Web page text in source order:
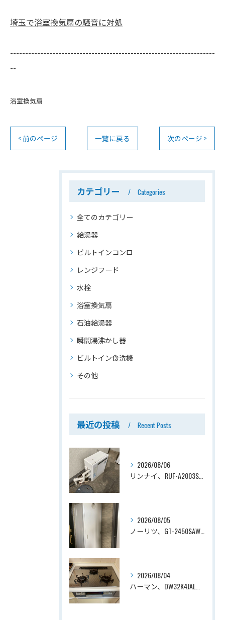
埼玉で浴室換気扇の騒音に対処
--------------------------------------------------------------------
--
浴室換気扇
< 前のページ 一覧に戻る 次のページ >
カテゴリー Categories
全てのカテゴリー
給湯器
ビルトインコンロ
レンジフード
水栓
浴室換気扇
石油給湯器
瞬間湯沸かし器
ビルトイン食洗機
その他
最近の投稿 Recent Posts
2026/08/06
2026/08/05
2026/08/04